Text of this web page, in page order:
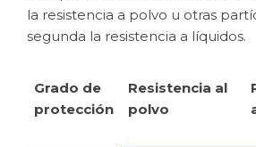
la resistencia a polvo u otras
segunda la resistencia a líquidos.
Grado de
protección
Resistencia al
polvo